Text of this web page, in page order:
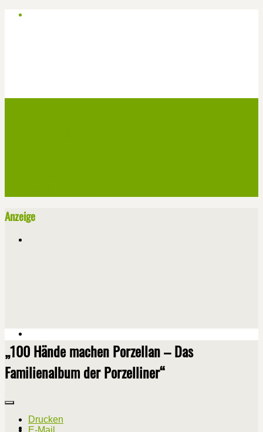
Anzeige
„100 Hände machen Porzellan – Das
Familienalbum der Porzelliner“
Drucken